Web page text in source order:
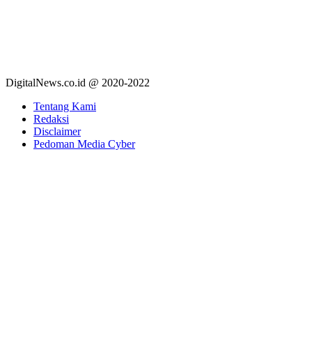
DigitalNews.co.id @ 2020-2022
Tentang Kami
Redaksi
Disclaimer
Pedoman Media Cyber